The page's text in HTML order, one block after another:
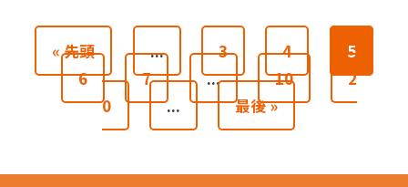
« 先頭 ... 3 4
5
6
7 ... 10
2
0
... 最後 »